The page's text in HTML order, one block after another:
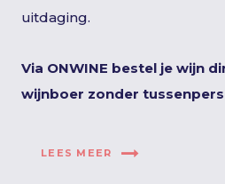
uitdaging.
Via ONWINE bestel je wijn
wijnboer zonder
LEES MEER